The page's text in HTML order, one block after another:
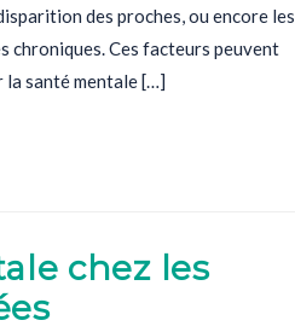
des proches, ou encore les
chroniques. Ces facteurs peuvent
la santé mentale […]
chez les